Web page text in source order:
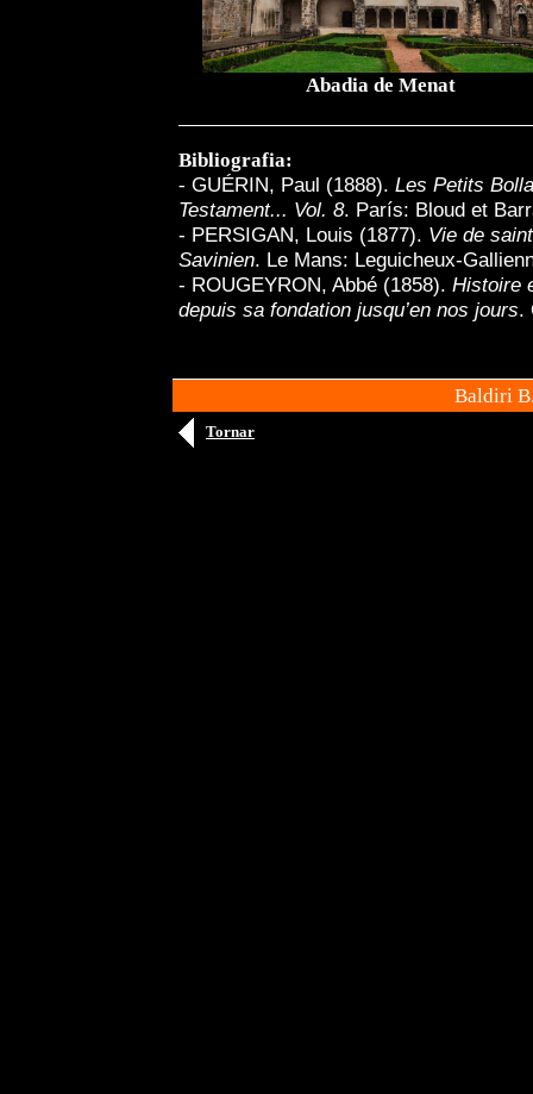
Abadia de Menat
Bibliografia:
- GUÉRIN, Paul (1888). Les Petits
Testament... Vol. 8. París: Bloud et
- PERSIGAN, Louis (1877). Vie de
Savinien. Le Mans: Leguicheux-
- ROUGEYRON, Abbé (1858). Histoire
depuis sa fondation jusqu’en nos jours.
Baldiri
Tornar